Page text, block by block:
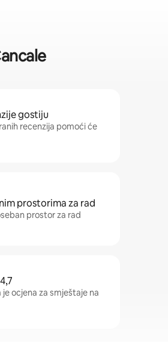
gostiju
recenzija pomoći će
prostorima za rad
prostor za rad
ocjena za smještaje na